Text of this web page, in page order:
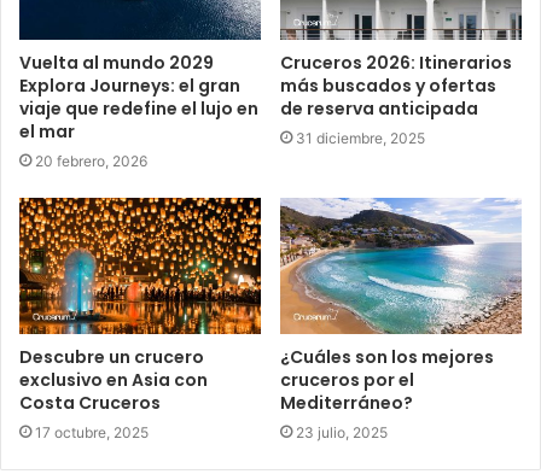
Vuelta al mundo 2029
Explora Journeys: el gran
viaje que redefine el lujo en
el mar
20 febrero, 2026
Cruceros 2026: Itinerarios
más buscados y ofertas
de reserva anticipada
31 diciembre, 2025
Descubre un crucero
exclusivo en Asia con
Costa Cruceros
17 octubre, 2025
¿Cuáles son los mejores
cruceros por el
Mediterráneo?
23 julio, 2025